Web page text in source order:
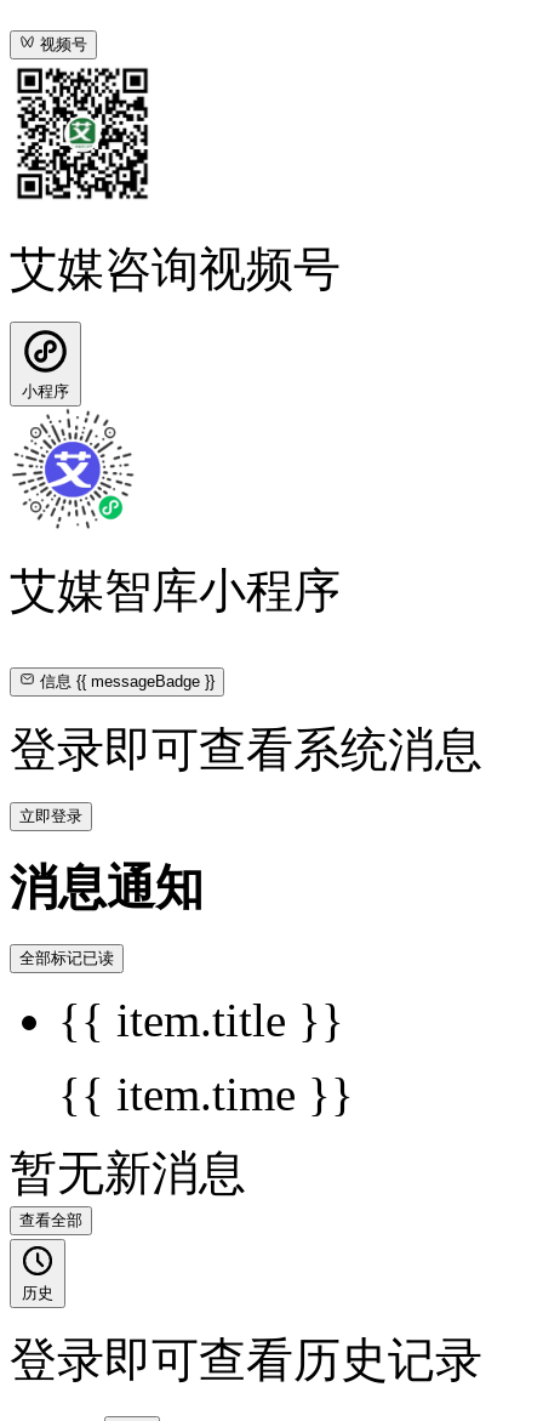
视频号
艾媒咨询视频号
小程序
艾媒智库小程序
信息{{ messageBadge }}
登录即可查看系统消息
立即登录
消息通知
全部标记已读
{{ item.title }}
{{ item.time }}
暂无新消息
查看全部
历史
登录即可查看历史记录